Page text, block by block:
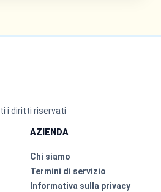
i diritti riservati
AZIENDA
Chi siamo
Termini di servizio
Informativa sulla privacy